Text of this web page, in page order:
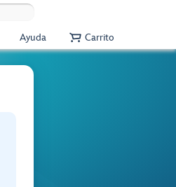
Ayuda Carrito